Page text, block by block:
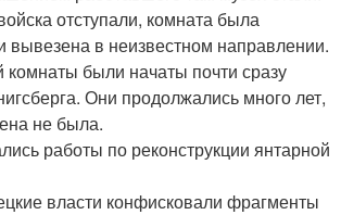
отступали, комната была
вывезена в неизвестном направлении.
комнаты были начаты почти сразу
Они продолжались много лет,
не была.
работы по реконструкции янтарной
власти конфисковали фрагменты